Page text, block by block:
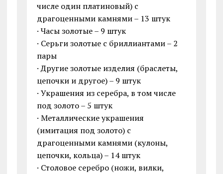
числе один платиновый) с
драгоценными камнями – 13 штук
· Часы золотые – 9 штук
· Серьги золотые с бриллиантами – 2
пары
· Другие золотые изделия (браслеты,
цепочки и другое) – 9 штук
· Украшения из серебра, в том числе
под золото – 5 штук
· Металлические украшения
(имитация под золото) с
драгоценными камнями (кулоны,
цепочки, кольца) – 14 штук
· Столовое серебро (ножи, вилки,